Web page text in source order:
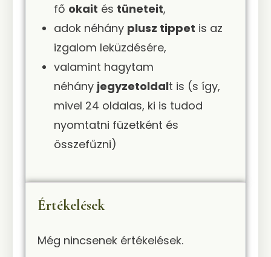
fő okait és tüneteit,
adok néhány plusz tippet is az
izgalom leküzdésére,
valamint hagytam
néhány jegyzetoldalt is (s így,
mivel 24 oldalas, ki is tudod
nyomtatni füzetként és
összefűzni)
Értékelések
Még nincsenek értékelések.